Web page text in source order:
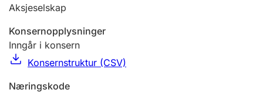
Offentlig sektor
Andre tema
Aksjeselskap
Konsernopplysninger
Inngår i konsern
Konsernstruktur (CSV)
Næringskode